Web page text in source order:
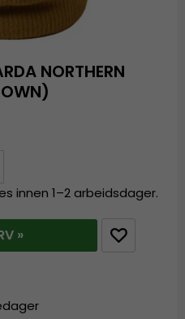
NORTHERN
innen 1–2 arbeidsdager.
»